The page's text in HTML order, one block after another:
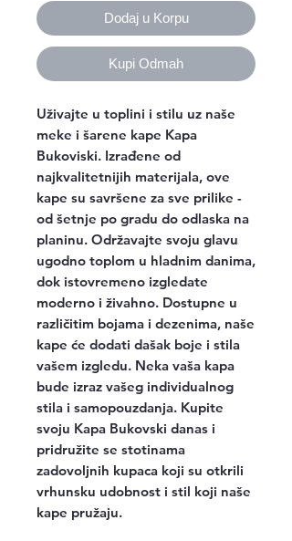
Dodaj u Korpu
Kupi Odmah
Uživajte u toplini i stilu uz naše
meke i šarene kape Kapa
Bukoviski. Izrađene od
najkvalitetnijih materijala, ove
kape su savršene za sve prilike -
od šetnje po gradu do odlaska na
planinu. Održavajte svoju glavu
ugodno toplom u hladnim danima,
dok istovremeno izgledate
moderno i živahno. Dostupne u
različitim bojama i dezenima, naše
kape će dodati dašak boje i stila
vašem izgledu. Neka vaša kapa
bude izraz vašeg individualnog
stila i samopouzdanja. Kupite
svoju Kapa Bukovski danas i
pridružite se stotinama
zadovoljnih kupaca koji su otkrili
vrhunsku udobnost i stil koji naše
kape pružaju.